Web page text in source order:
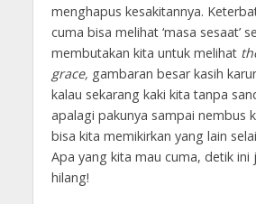
menghapus kesakitannya.
cuma bisa melihat ‘masa sesaat’
membutakan kita untuk melihat
grace, gambaran besar kasih
kalau sekarang kaki kita tanpa
apalagi pakunya sampai nembus
bisa kita memikirkan yang lain
Apa yang kita mau cuma, detik ini
hilang!